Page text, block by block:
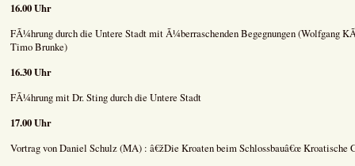
16.00 Uhr
FÃ¼hrung durch die Untere Stadt mit Ã¼berraschenden Begegnungen (Wolfgang
Timo Brunke)
16.30 Uhr
FÃ¼hrung mit Dr. Sting durch die Untere Stadt
17.00 Uhr
Vortrag von Daniel Schulz (MA) : â€žDie Kroaten beim Schlossbauâ€œ Kroatische